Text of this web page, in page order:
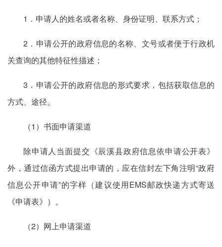
1．申请人的姓名或者名称、身份证明、联系方式；
2．申请公开的政府信息的名称、文号或者便于行政机
关查询的其他特征性描述；
3．申请公开的政府信息的形式要求，包括获取信息的
方式、途径。
（1）书面申请渠道
除申请人当面提交《辰溪县政府信息依申请公开表》
外，通过信函方式提出申请的，应在信封左下角注明“政府
信息公开申请”的字样（建议使用EMS邮政快递方式寄送
《申请表》）。
（2）网上申请渠道